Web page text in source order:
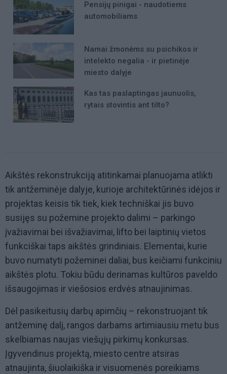
Pensijų pinigai - naudotiems
automobiliams
Namai žmonėms su psichikos ir
intelekto negalia - ir pietinėje
miesto dalyje
Kas tas paslaptingas jaunuolis,
rytais stovintis ant tilto?
Aikštės rekonstrukciją atitinkamai planuojama atlikti
tik antžeminėje dalyje, kurioje architektūrinės idėjos ir
projektas keisis tik tiek, kiek techniškai jis buvo
susijęs su požemine projekto dalimi – parkingo
įvažiavimai bei išvažiavimai, lifto bei laiptinių vietos
funkciškai taps aikštės grindiniais. Elementai, kurie
buvo numatyti požeminei daliai, bus keičiami funkciniu
aikštės plotu. Tokiu būdu derinamas kultūros paveldo
išsaugojimas ir viešosios erdvės atnaujinimas.
Dėl pasikeitusių darbų apimčių – rekonstruojant tik
antžeminę dalį, rangos darbams artimiausiu metu bus
skelbiamas naujas viešųjų pirkimų konkursas.
Įgyvendinus projektą, miesto centre atsiras
atnaujinta, šiuolaikiška ir visuomenės poreikiams